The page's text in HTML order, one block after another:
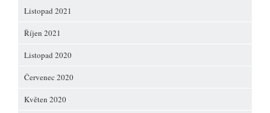
Listopad 2021
Říjen 2021
Listopad 2020
Červenec 2020
Květen 2020